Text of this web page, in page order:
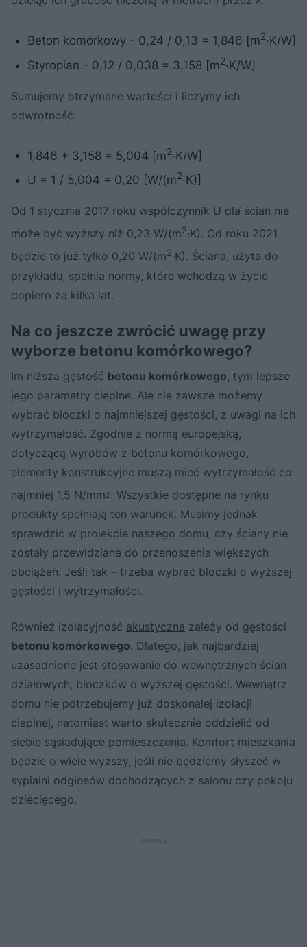
Beton komórkowy - 0,24 / 0,13 = 1,846 [m2·K/W]
Styropian - 0,12 / 0,038 = 3,158 [m2·K/W]
Sumujemy otrzymane wartości i liczymy ich
odwrotność:
1,846 + 3,158 = 5,004 [m2·K/W]
U = 1 / 5,004 = 0,20 [W/(m2·K)]
Od 1 stycznia 2017 roku współczynnik U dla ścian nie
może być wyższy niż 0,23 W/(m2·K). Od roku 2021
będzie to już tylko 0,20 W/(m2·K). Ściana, użyta do
przykładu, spełnia normy, które wchodzą w życie
dopiero za kilka lat.
Na co jeszcze zwrócić uwagę przy
wyborze betonu komórkowego?
Im niższa gęstość betonu komórkowego, tym lepsze
jego parametry cieplne. Ale nie zawsze możemy
wybrać bloczki o najmniejszej gęstości, z uwagi na ich
wytrzymałość. Zgodnie z normą europejską,
dotyczącą wyrobów z betonu komórkowego,
elementy konstrukcyjne muszą mieć wytrzymałość co
najmniej 1,5 N/mm2. Wszystkie dostępne na rynku
produkty spełniają ten warunek. Musimy jednak
sprawdzić w projekcie naszego domu, czy ściany nie
zostały przewidziane do przenoszenia większych
obciążeń. Jeśli tak – trzeba wybrać bloczki o wyższej
gęstości i wytrzymałości.
Również izolacyjność akustyczna zależy od gęstości
betonu komórkowego. Dlatego, jak najbardziej
uzasadnione jest stosowanie do wewnętrznych ścian
działowych, bloczków o wyższej gęstości. Wewnątrz
domu nie potrzebujemy już doskonałej izolacji
cieplnej, natomiast warto skutecznie oddzielić od
siebie sąsiadujące pomieszczenia. Komfort mieszkania
będzie o wiele wyższy, jeśli nie będziemy słyszeć w
sypialni odgłosów dochodzących z salonu czy pokoju
dziecięcego.